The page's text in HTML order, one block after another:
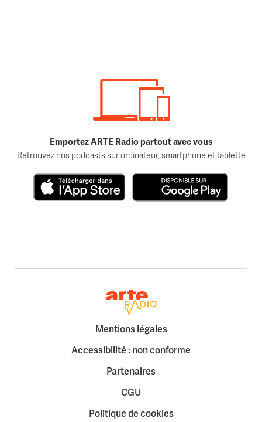
Emportez ARTE Radio partout avec vous
Retrouvez nos podcasts sur ordinateur, smartphone et tablette
Retour à la page d'accueil
Mentions légales
Accessibilité : non conforme
Partenaires
CGU
Politique de cookies